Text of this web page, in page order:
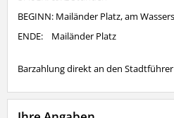
BEGINN: Mailänder Platz, am
ENDE: Mailänder Platz
Barzahlung direkt an den